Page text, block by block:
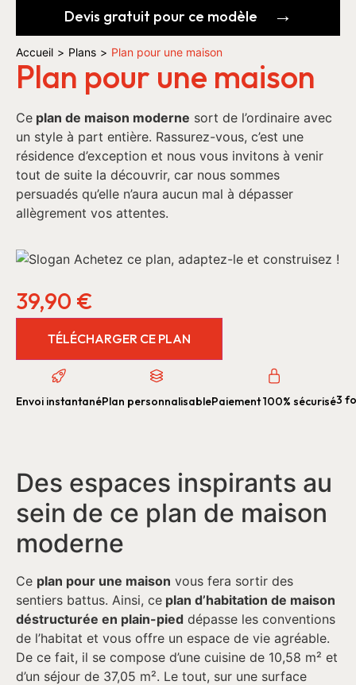
Devis gratuit pour ce modèle
Accueil > Plans > Plan pour une maison
Plan pour une maison
Ce plan de maison moderne sort de l’ordinaire avec
un style à part entière. Rassurez-vous, c’est une
résidence d’exception et nous vous invitons à venir
tout de suite la découvrir, car nous sommes
persuadés qu’elle n’aura aucun mal à dépasser
allègrement vos attentes.
39,90 €
TÉLÉCHARGER CE PLAN
Envoi instantanéPlan personnalisablePaiement 100% sécurisé3
Des espaces inspirants au
sein de ce plan de maison
moderne
Ce plan pour une maison vous fera sortir des
sentiers battus. Ainsi, ce plan d’habitation de maison
déstructurée en plain-pied dépasse les conventions
de l’habitat et vous offre un espace de vie agréable.
De ce fait, il se compose d’une cuisine de 10,58 m² et
d’un séjour de 37,05 m². Le tout, sur une surface